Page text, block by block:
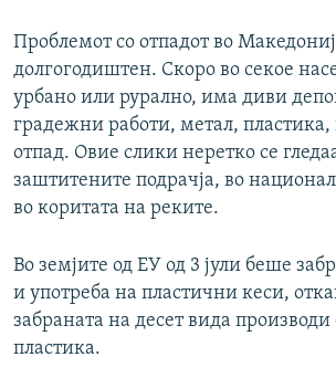
Проблемот со отпадот во
долгогодиштен. Скоро во секое
урбано или рурално, има диви
градежни работи, метал,
отпад. Овие слики неретко се
заштитените подрачја, во
во коритата на реките.
Во земјите од ЕУ од 3 јули беше
и употреба на пластични кеси,
забраната на десет вида
пластика.